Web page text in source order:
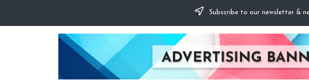
Subscribe to our newsletter &